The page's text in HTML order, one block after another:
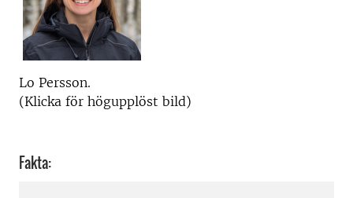
Lo Persson.
(Klicka för högupplöst bild)
Fakta: